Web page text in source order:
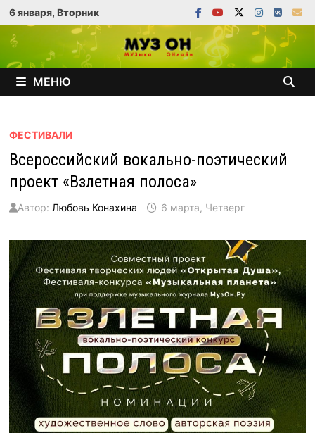
Перейти
к
содержимому
6 января, Вторник
МЕНЮ
ФЕСТИВАЛИ
Всероссийский вокально-поэтический
проект «Взлетная полоса»
Автор: Любовь Конахина 6 марта, Четверг